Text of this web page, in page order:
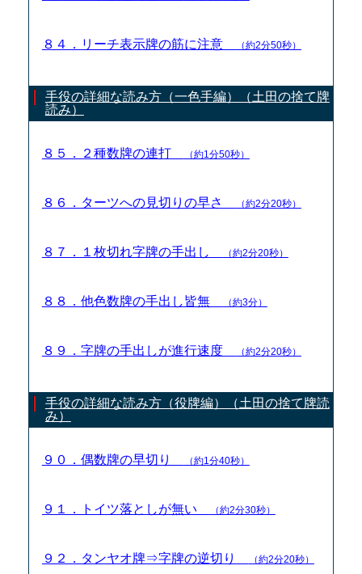
８４．リーチ表示牌の筋に注意 （約2分50秒）
手役の詳細な読み方（一色手編）（土田の捨て牌
読み）
８５．２種数牌の連打 （約1分50秒）
８６．ターツへの見切りの早さ （約2分20秒）
８７．１枚切れ字牌の手出し （約2分20秒）
８８．他色数牌の手出し皆無 （約3分）
８９．字牌の手出しが進行速度 （約2分20秒）
手役の詳細な読み方（役牌編）（土田の捨て牌読
み）
９０．偶数牌の早切り （約1分40秒）
９１．トイツ落としが無い （約2分30秒）
９２．タンヤオ牌⇒字牌の逆切り （約2分20秒）